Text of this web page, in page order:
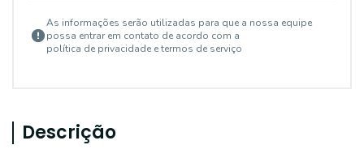
As informações serão utilizadas para que a nossa equipe
possa entrar em contato de acordo com a
política de privacidade e termos de serviço
Descrição